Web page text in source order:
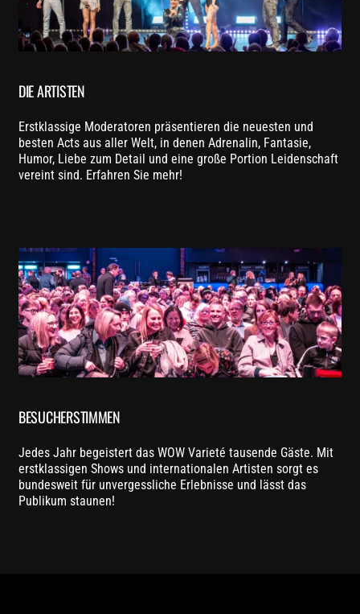
DIE ARTISTEN
Erstklassige Moderatoren präsentieren die neuesten und
besten Acts aus aller Welt, in denen Adrenalin, Fantasie,
Humor, Liebe zum Detail und eine große Portion Leidenschaft
vereint sind. Erfahren Sie mehr!
BESUCHERSTIMMEN
Jedes Jahr begeistert das WOW Varieté tausende Gäste. Mit
erstklassigen Shows und internationalen Artisten sorgt es
bundesweit für unvergessliche Erlebnisse und lässt das
Publikum staunen!